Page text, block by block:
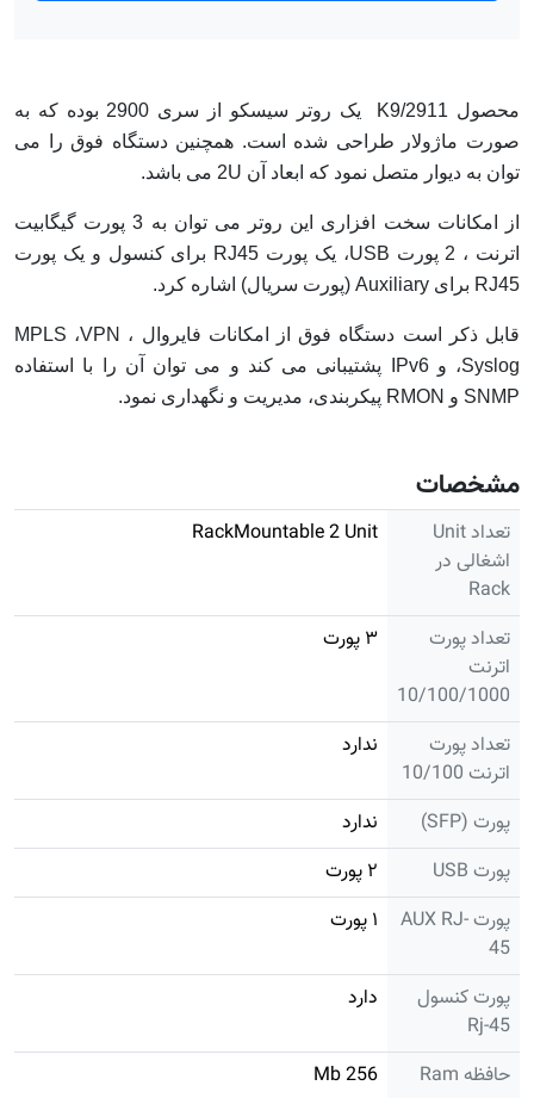
محصول 2911/K9 یک روتر سیسکو از سری 2900 بوده که به
صورت ماژولار طراحی شده است. همچنین دستگاه فوق را می
توان به دیوار متصل نمود که ابعاد آن 2U می باشد.
از امکانات سخت افزاری این روتر می توان به 3 پورت گیگابیت
اترنت ، 2 پورت USB، یک پورت RJ45 برای کنسول و یک پورت
RJ45 برای Auxiliary (پورت سریال) اشاره کرد.
قابل ذکر است دستگاه فوق از امکانات فایروال ، MPLS ،VPN
،Syslog و IPv6 پشتیبانی می کند و می توان آن را با استفاده
SNMP و RMON پیکربندی، مدیریت و نگهداری نمود.
مشخصات
تعداد Unit
اشغالی در
Rack
RackMountable 2 Unit
تعداد پورت
اترنت
10/100/1000
۳ پورت
تعداد پورت
اترنت 10/100
ندارد
پورت (SFP)
ندارد
پورت USB
۲ پورت
پورت AUX RJ-
45
۱ پورت
پورت کنسول
Rj-45
دارد
حافظه Ram 256 Mb